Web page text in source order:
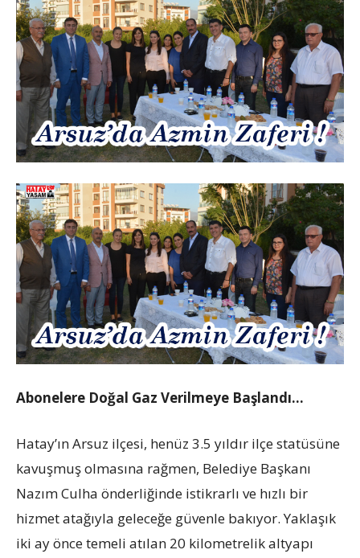
Abonelere Doğal Gaz Verilmeye Başlandı…
Hatay’ın Arsuz ilçesi, henüz 3.5 yıldır ilçe statüsüne
kavuşmuş olmasına rağmen, Belediye Başkanı
Nazım Culha önderliğinde istikrarlı ve hızlı bir
hizmet atağıyla geleceğe güvenle bakıyor. Yaklaşık
iki ay önce temeli atılan 20 kilometrelik altyapı